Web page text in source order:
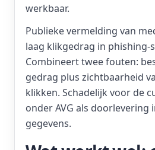
werkbaar.
Publieke vermelding van
laag klikgedrag in phishing-
Combineert twee fouten:
gedrag plus zichtbaarheid
klikken. Schadelijk voor de
onder AVG als doorlevering
gegevens.